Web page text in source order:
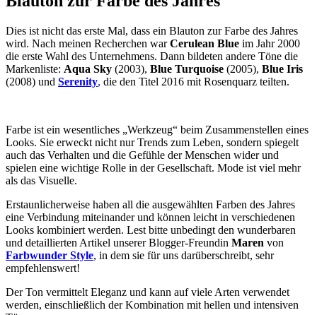
Dies ist nicht das erste Mal, dass ein Blauton zur Farbe des Jahres
wird. Nach meinen Recherchen warCerulean Blue im Jahr 2000
die erste Wahl des Unternehmens. Dann bildeten andere Töne die
Markenliste: Aqua Sky (2003), Blue Turquoise (2005), Blue Iris
(2008) und Serenity, die den Titel 2016 mit Rosenquarz teilten.
Farbe ist ein wesentliches „Werkzeug“ beim Zusammenstellen eines
Looks. Sie erweckt nicht nur Trends zum Leben, sondern spiegelt
auch das Verhalten und die Gefühle der Menschen wider und
spielen eine wichtige Rolle in der Gesellschaft. Mode ist viel mehr
als das Visuelle.
Erstaunlicherweise haben all die ausgewählten Farben des Jahres
eine Verbindung miteinander und können leicht in verschiedenen
Looks kombiniert werden. Lest bitte unbedingt den wunderbaren
und detaillierten Artikel unserer Blogger-Freundin Maren von
Farbwunder Style, in dem sie für uns darüberschreibt, sehr
empfehlenswert!
Der Ton vermittelt Eleganz und kann auf viele Arten verwendet
werden, einschließlich der Kombination mit hellen und intensiven